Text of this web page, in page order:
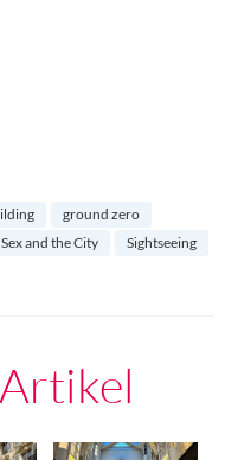
ground zero
Sex and the City
Sightseeing